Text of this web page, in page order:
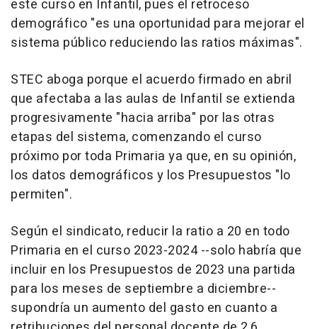
este curso en Infantil, pues el retroceso
demográfico "es una oportunidad para mejorar el
sistema público reduciendo las ratios máximas".
STEC aboga porque el acuerdo firmado en abril
que afectaba a las aulas de Infantil se extienda
progresivamente "hacia arriba" por las otras
etapas del sistema, comenzando el curso
próximo por toda Primaria ya que, en su opinión,
los datos demográficos y los Presupuestos "lo
permiten".
Según el sindicato, reducir la ratio a 20 en todo
Primaria en el curso 2023-2024 --solo habría que
incluir en los Presupuestos de 2023 una partida
para los meses de septiembre a diciembre--
supondría un aumento del gasto en cuanto a